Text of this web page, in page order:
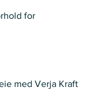
for
med Verja Kraft